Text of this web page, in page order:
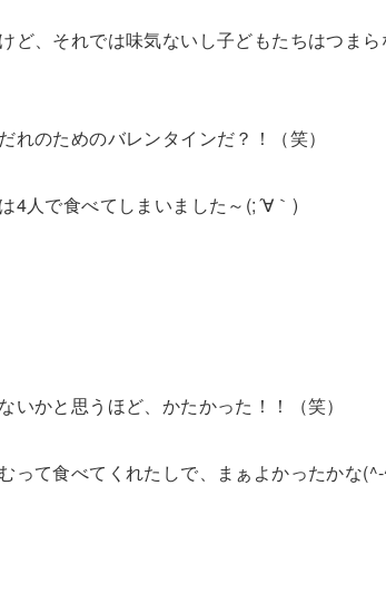
ど、それでは味気ないし子どもたちはつまら
のためのバレンタインだ？！（笑）
4人で食べてしまいました～(;´∀｀)
かと思うほど、かたかった！！（笑）
って食べてくれたしで、まぁよかったかな